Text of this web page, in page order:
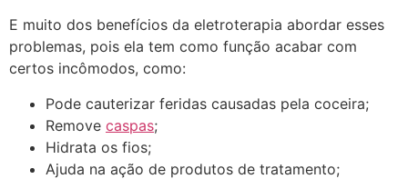
E muito dos benefícios da eletroterapia abordar esses
problemas, pois ela tem como função acabar com
certos incômodos, como:
Pode cauterizar feridas causadas pela coceira;
Remove caspas;
Hidrata os fios;
Ajuda na ação de produtos de tratamento;